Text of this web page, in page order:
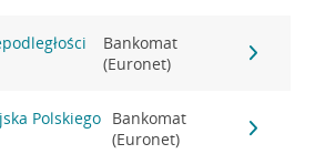
Bankomat
(Euronet)
Polskiego Bankomat
(Euronet)